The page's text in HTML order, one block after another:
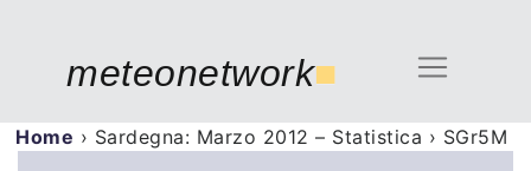
meteonetwork■
Home › Sardegna: Marzo 2012 – Statistica › SGr5M